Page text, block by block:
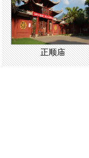
正顺庙